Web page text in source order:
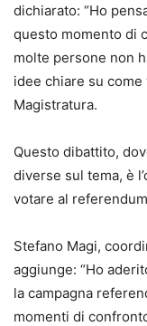
dichiarato: “Ho
questo momento di
molte persone non
idee chiare su
Magistratura.
Questo dibattito,
diverse sul tema, è
votare al
Stefano Magi,
aggiunge: “Ho
la campagna
momenti di